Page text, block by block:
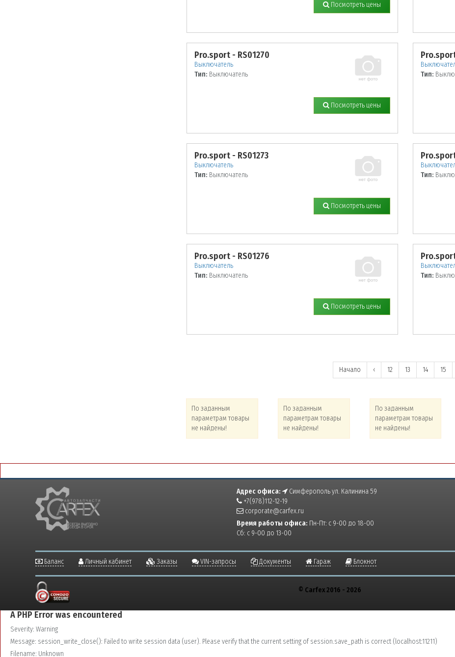
Посмотреть цены
Pro.sport - RS01270
Выключатель
Тип: Выключатель
Посмотреть цены
Тип:
Pro.sport - RS01273
Выключатель
Тип: Выключатель
Посмотреть цены
Тип:
Pro.sport - RS01276
Выключатель
Тип: Выключатель
Посмотреть цены
Тип:
Начало ‹ 12 13 14 15
По заданным
параметрам товары
не найдены!
По заданным
параметрам товары
не найдены!
По заданным
параметрам товары
не найдены!
Адрес офиса:
Симферополь ул. Калинина 59
+7(978)112-12-19
corporate@carfex.ru
Время работы офиса: Пн-Пт: с 9-00 до 18-00
Сб: с 9-00 до 13-00
Баланс Личный кабинет Заказы VIN-запросы Документы Гараж Блокнот
© Carfex 2016 - 2026
A PHP Error was encountered
Severity: Warning
Message: session_write_close(): Failed to write session data (user). Please verify that the current setting of session.save_path is correct (localhost:11211)
Filename: Unknown